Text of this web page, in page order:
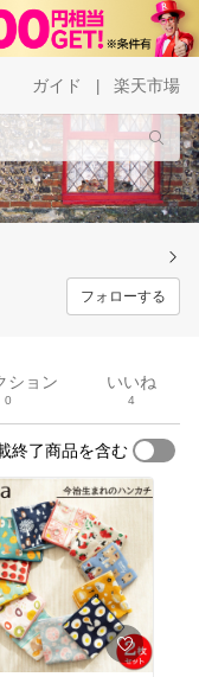
ガイド 楽天市場
フォローする
ション
0
いいね
4
終了商品を含む